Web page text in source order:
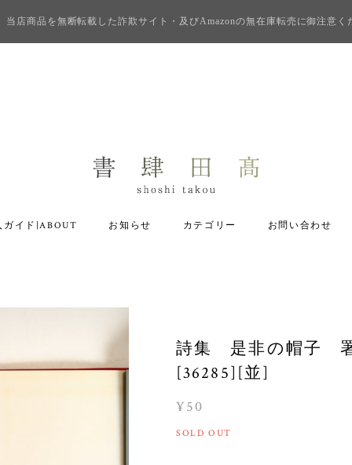
当店商品を無断転載した詐欺サイト・及びAmazonの無在庫転売に御注意く
ガイド|ABOUT お知らせ カテゴリー お問い合わせ
詩集 是非の帽
[36285][並]
¥50
SOLD OUT